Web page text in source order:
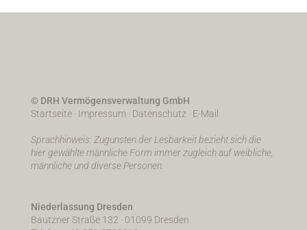
© DRH Vermögensverwaltung GmbH
Startseite· Impressum· Datenschutz · E-Mail
Sprachhinweis: Zugunsten der Lesbarkeit bezieht sich die
hier gewählte männliche Form immer zugleich auf weibliche,
männliche und diverse Personen.
Niederlassung Dresden
Bautzner Straße 132 · 01099 Dresden